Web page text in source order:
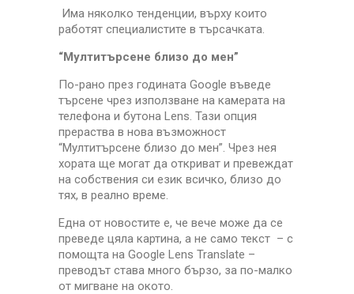
Има няколко тенденции, върху които
работят специалистите в търсачката.
“Мултитърсене близо до мен”
По-рано през годината Google въведе
търсене чрез използване на камерата на
телефона и бутона Lens. Тази опция
прераства в нова възможност
“Мултитърсене близо до мен”. Чрез нея
хората ще могат да откриват и превеждат
на собствения си език всичко, близо до
тях, в реално време.
Една от новостите е, че вече може да се
преведе цяла картина, а не само текст – с
помощта на Google Lens Translate –
преводът става много бързо, за по-малко
от мигване на окото.